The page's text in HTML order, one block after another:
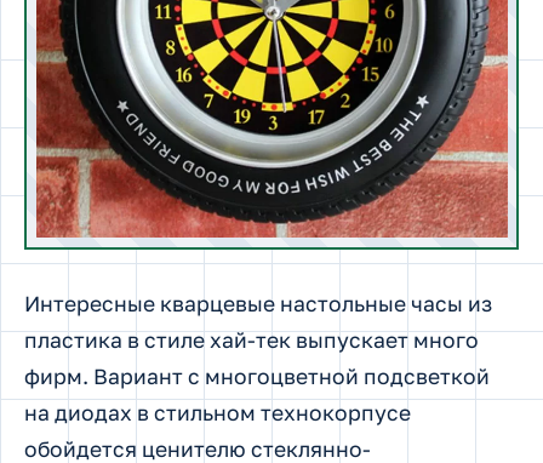
Интересные кварцевые настольные часы из
пластика в стиле хай-тек выпускает много
фирм. Вариант с многоцветной подсветкой
на диодах в стильном технокорпусе
обойдется ценителю стеклянно-